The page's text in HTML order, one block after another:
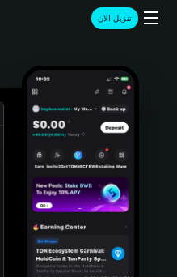
تنزيل الآن